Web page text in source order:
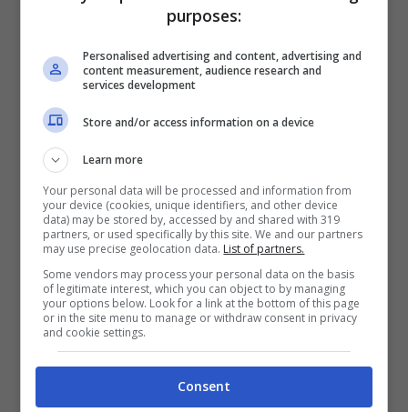
modifica nel corso del tempo.
Leggi anche —–>È stata la prima vincitrice di
diventata mamma”
purposes:
Personalised advertising and content, advertising and
content measurement, audience research and
services development
Store and/or access information on a device
Learn more
Your personal data will be processed and information from
your device (cookies, unique identifiers, and other device
data) may be stored by, accessed by and shared with 319
partners, or used specifically by this site. We and our partners
may use precise geolocation data. List of partners.
Some vendors may process your personal data on the basis
of legitimate interest, which you can object to by managing
your options below. Look for a link at the bottom of this page
or in the site menu to manage or withdraw consent in privacy
and cookie settings.
Consent